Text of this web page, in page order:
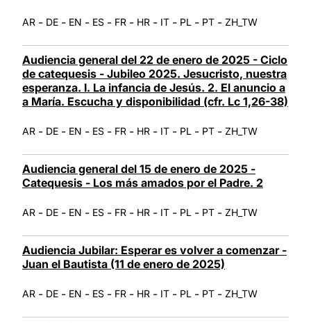
AR - DE - EN - ES - FR - HR - IT - PL - PT - ZH_TW
Audiencia general del 22 de enero de 2025 - Ciclo
de catequesis - Jubileo 2025. Jesucristo, nuestra
esperanza. I. La infancia de Jesús. 2. El anuncio a
a María. Escucha y disponibilidad (cfr. Lc 1,26-38)
AR - DE - EN - ES - FR - HR - IT - PL - PT - ZH_TW
Audiencia general del 15 de enero de 2025 -
Catequesis - Los más amados por el Padre. 2
AR - DE - EN - ES - FR - HR - IT - PL - PT - ZH_TW
Audiencia Jubilar: Esperar es volver a comenzar -
Juan el Bautista (11 de enero de 2025)
AR - DE - EN - ES - FR - HR - IT - PL - PT - ZH_TW